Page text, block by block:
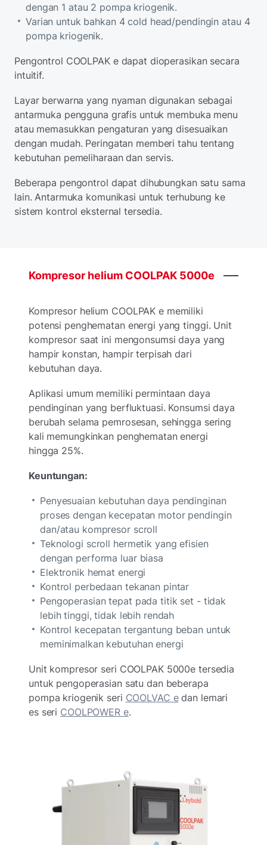
dengan 1 atau 2 pompa kriogenik.
Varian untuk bahkan 4 cold head/pendingin atau 4
pompa kriogenik.
Pengontrol COOLPAK e dapat dioperasikan secara
intuitif.
Layar berwarna yang nyaman digunakan sebagai
antarmuka pengguna grafis untuk membuka menu
atau memasukkan pengaturan yang disesuaikan
dengan mudah. Peringatan memberi tahu tentang
kebutuhan pemeliharaan dan servis.
Beberapa pengontrol dapat dihubungkan satu sama
lain. Antarmuka komunikasi untuk terhubung ke
sistem kontrol eksternal tersedia.
Kompresor helium COOLPAK 5000e
Kompresor helium COOLPAK e memiliki
potensi penghematan energi yang tinggi. Unit
kompresor saat ini mengonsumsi daya yang
hampir konstan, hampir terpisah dari
kebutuhan daya.
Aplikasi umum memiliki permintaan daya
pendinginan yang berfluktuasi. Konsumsi daya
berubah selama pemrosesan, sehingga sering
kali memungkinkan penghematan energi
hingga 25%.
Keuntungan:
Penyesuaian kebutuhan daya pendinginan
proses dengan kecepatan motor pendingin
dan/atau kompresor scroll
Teknologi scroll hermetik yang efisien
dengan performa luar biasa
Elektronik hemat energi
Kontrol perbedaan tekanan pintar
Pengoperasian tepat pada titik set - tidak
lebih tinggi, tidak lebih rendah
Kontrol kecepatan tergantung beban untuk
meminimalkan kebutuhan energi
Unit kompresor seri COOLPAK 5000e tersedia
untuk pengoperasian satu dan beberapa
pompa kriogenik seri COOLVAC edan lemari
es seri COOLPOWER e.